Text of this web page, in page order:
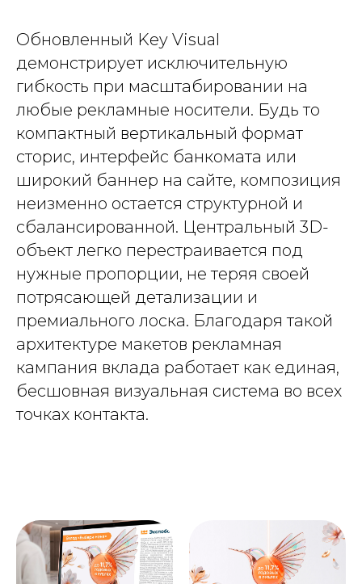
Обновленный Key Visual
демонстрирует исключительную
гибкость при масштабировании на
любые рекламные носители. Будь то
компактный вертикальный формат
сторис, интерфейс банкомата или
широкий баннер на сайте, композиция
неизменно остается структурной и
сбалансированной. Центральный 3D-
объект легко перестраивается под
нужные пропорции, не теряя своей
потрясающей детализации и
премиального лоска. Благодаря такой
архитектуре макетов рекламная
кампания вклада работает как единая,
бесшовная визуальная система во всех
точках контакта.